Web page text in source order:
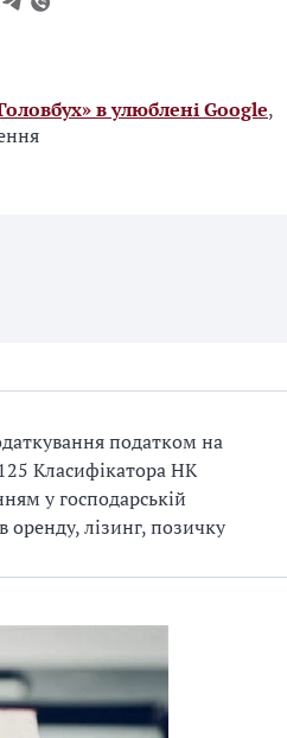
в улюблені Google,
податком на
Класифікатора НК
у господарській
оренду, лізинг, позичку